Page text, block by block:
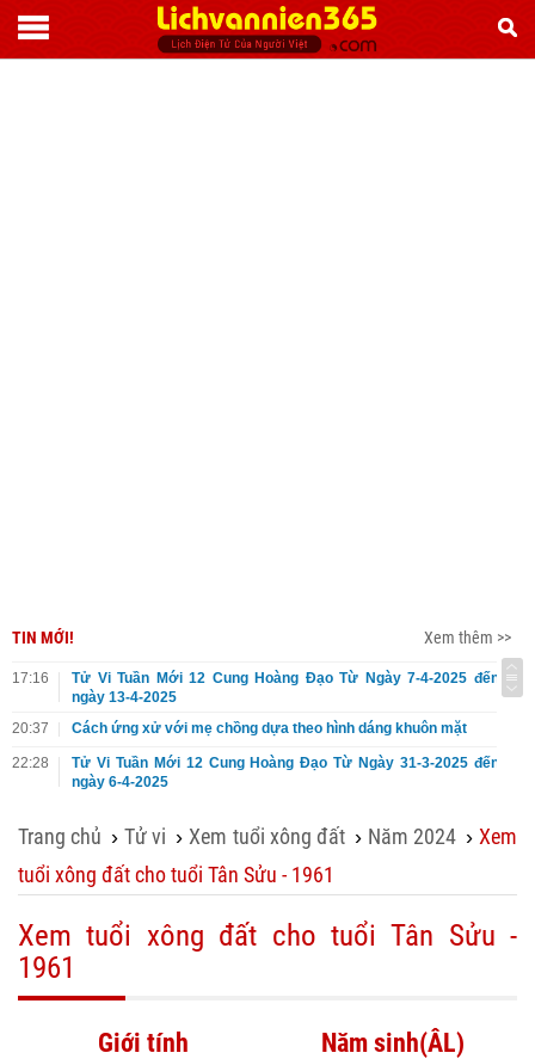
TIN MỚI! Xem thêm >>
17:16
Tử Vi Tuần Mới 12 Cung Hoàng Đạo Từ Ngày 7-4-2025 đến
ngày 13-4-2025
20:37
Cách ứng xử với mẹ chồng dựa theo hình dáng khuôn mặt
22:28
Tử Vi Tuần Mới 12 Cung Hoàng Đạo Từ Ngày 31-3-2025 đến
ngày 6-4-2025
Trang chủ ›Tử vi ›Xem tuổi xông đất › Năm 2024 ›Xem
tuổi xông đất cho tuổi Tân Sửu - 1961
Xem tuổi xông đất cho tuổi Tân Sửu -
1961
Giới tính Năm sinh(ÂL)